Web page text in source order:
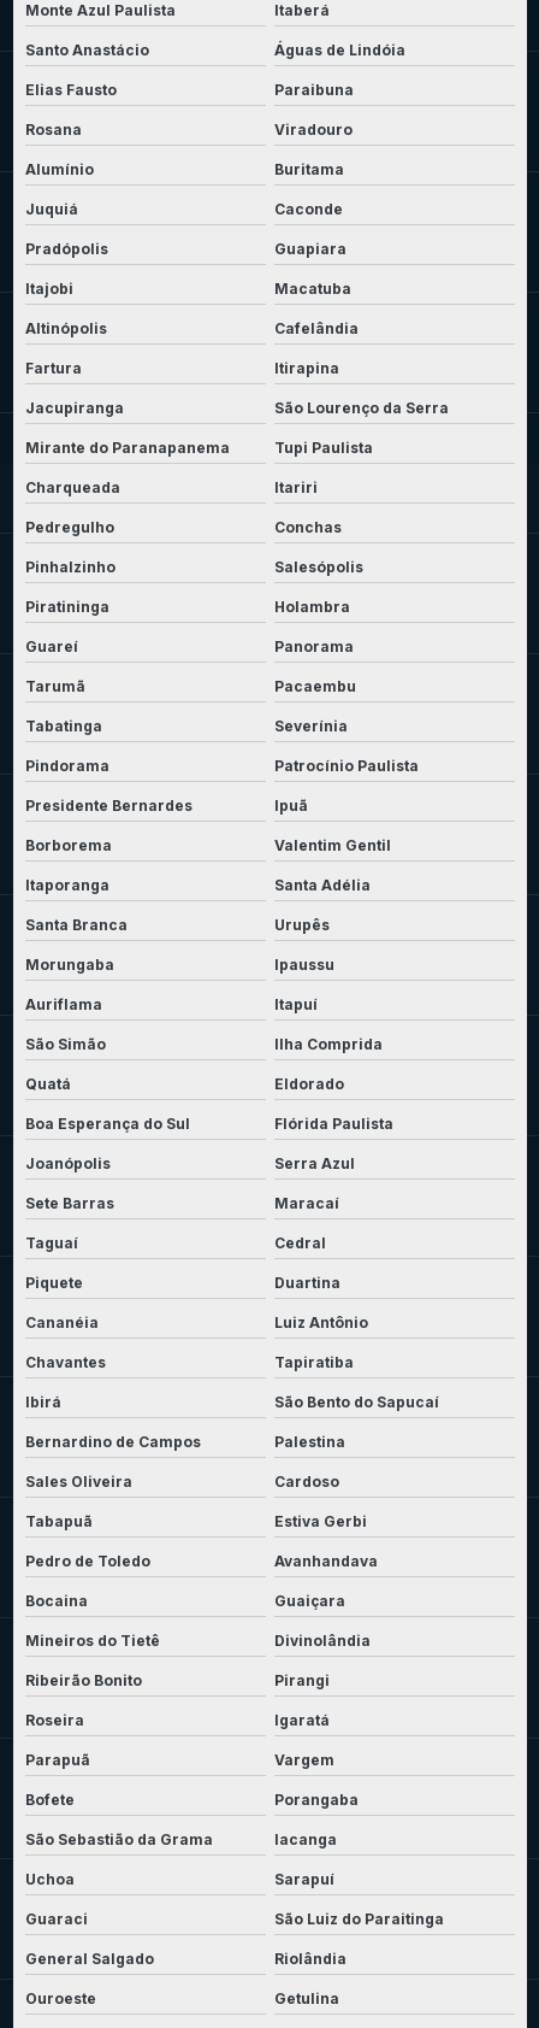
Monte Azul Paulista Itaberá
Santo Anastácio Águas de Lindóia
Elias Fausto Paraibuna
Rosana Viradouro
Alumínio Buritama
Juquiá Caconde
Pradópolis Guapiara
Itajobi Macatuba
Altinópolis Cafelândia
Fartura Itirapina
Jacupiranga São Lourenço da Serra
Mirante do Paranapanema Tupi Paulista
Charqueada Itariri
Pedregulho Conchas
Pinhalzinho Salesópolis
Piratininga Holambra
Guareí Panorama
Tarumã Pacaembu
Tabatinga Severínia
Pindorama Patrocínio Paulista
Presidente Bernardes Ipuã
Borborema Valentim Gentil
Itaporanga Santa Adélia
Santa Branca Urupês
Morungaba Ipaussu
Auriflama Itapuí
São Simão Ilha Comprida
Quatá Eldorado
Boa Esperança do Sul Flórida Paulista
Joanópolis Serra Azul
Sete Barras Maracaí
Taguaí Cedral
Piquete Duartina
Cananéia Luiz Antônio
Chavantes Tapiratiba
Ibirá São Bento do Sapucaí
Bernardino de Campos Palestina
Sales Oliveira Cardoso
Tabapuã Estiva Gerbi
Pedro de Toledo Avanhandava
Bocaina Guaiçara
Mineiros do Tietê Divinolândia
Ribeirão Bonito Pirangi
Roseira Igaratá
Parapuã Vargem
Bofete Porangaba
São Sebastião da Grama Iacanga
Uchoa Sarapuí
Guaraci São Luiz do Paraitinga
General Salgado Riolândia
Ouroeste Getulina